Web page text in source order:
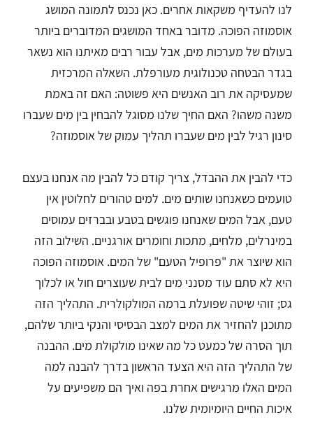
לנו להעדיף משקאות אחרים. כאן נכנס לתמונה המושג
אוסמוזה הפוכה. מדובר באחד המושגים המדוברים ביותר
בעולם של מערכות מים, אבל עבור רבים מאיתנו הוא נשאר
בגדר הבטחה טכנולוגית מעורפלת. השאלה המרכזית
שמעסיקה את רוב האנשים היא פשוטה: האם זה באמת
משנה משהו? האם החיך שלנו מסוגל להבחין בין מים שעברו
סינון רגיל לבין מים שעברו תהליך עמוק של אוסמוזה?
כדי להבין את ההבדל, צריך קודם כל להבין מה אנחנו בעצם
טועמים כשאנחנו שותים מים. למים טהורים לחלוטין אין
טעם, אבל המים שאנחנו פוגשים בטבע ובברזים עמוסים
במינרלים, מלחים, מתכות וחומרים אורגניים. השילוב הזה
הוא שיוצר את "פרופיל הטעם" של המים. אוסמוזה הפוכה
היא לא סתם עוד מסנני מים לבית שעוצרים חול או לכלוך
גס; זוהי שיטה שפועלת ברמה המולקולרית. התהליך הזה
מתוכנן להחזיר את המים למצב הבסיסי והנקי ביותר שלהם,
תוך הסרה של כמעט כל מה שאינו מולקולת מים. ההבנה
של התהליך הזה היא הצעד הראשון בדרך להבנה למה
המים האלו מרגישים אחרת בפה ואיך הם משפיעים על
איכות החיים היומיומית שלנו.